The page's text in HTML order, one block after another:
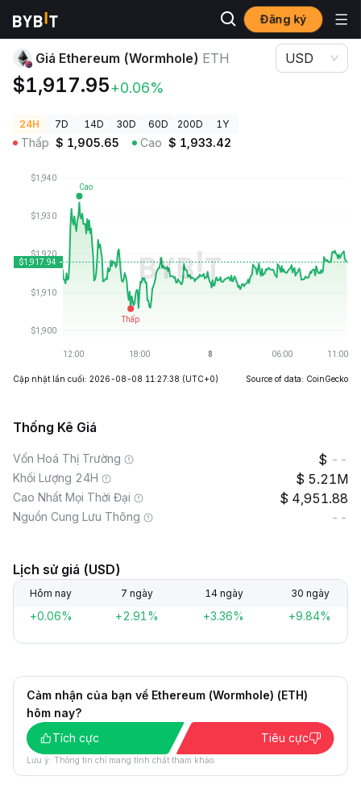
Đăng ký
Giá Tiền Điện Tử Giá Ethereum (Wormhole) ETH
Giá Ethereum (Wormhole) ETH
$1,917.95+0.06%
USD
24H 7D 14D 30D 60D 200D 1Y
Thấp $ 1,905.65 Cao $ 1,933.42
Cập nhật lần cuối: 2026-08-08 11:27:38 (UTC+0) Source of data: CoinGecko
Thống Kê Giá
Vốn Hoá Thị Trường --
Khối Lượng 24H 5.21M
Cao Nhất Mọi Thời Đại 4,951.88
Nguồn Cung Lưu Thông --
Lịch sử giá (USD)
Hôm nay 7 ngày 14 ngày 30 ngày
+0.06% +2.91% +3.36% +9.84%
Cảm nhận của bạn về Ethereum (Wormhole) (ETH)
hôm nay?
Tích cực
Tiêu cực
Lưu ý: Thông tin chỉ mang tính chất tham khảo.